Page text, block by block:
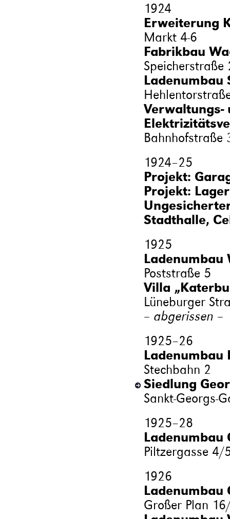
1924
Erweiterung
Markt 4-6
Fabrikbau
Speicherstraße
Ladenumbau
Verwaltungs-
Bahnhofstraße
1924–25
Projekt:
Projekt:
Stadthalle,
1925
Ladenumbau
Poststraße 5
Villa
Lüneburger
– abgerissen –
1925–26
Ladenumbau
Stechbahn 2
Siedlung
Sankt-Georgs-
1925–28
Ladenumbau
Piltzergasse 4/
1926
Ladenumbau
Großer Plan